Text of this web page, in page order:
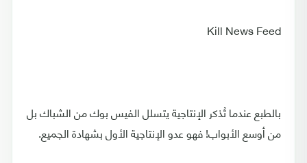
Kill News Feed
بالطبع عندما تُذكر الإنتاجية يتسلل الفيس بوك من الشباك بل
من أوسع الأبواب! فهو عدو الإنتاجية الأول بشهادة الجميع.